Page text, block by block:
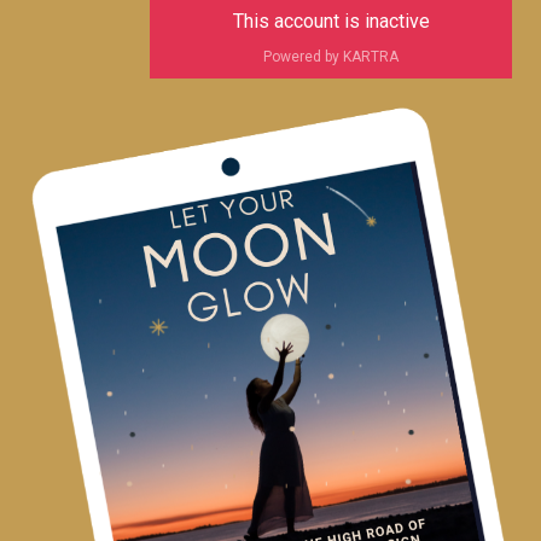
This account is inactive
Powered by KARTRA